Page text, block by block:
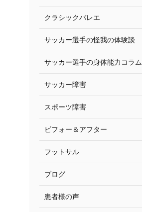
クラシックバレエ
サッカー選手の怪我の体験談
サッカー選手の身体能力コラム
サッカー障害
スポーツ障害
ビフォー＆アフター
フットサル
ブログ
患者様の声